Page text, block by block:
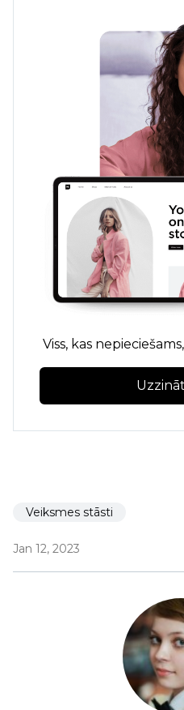
Viss, kas
Veiksmes stāsti
Jan 12, 2023